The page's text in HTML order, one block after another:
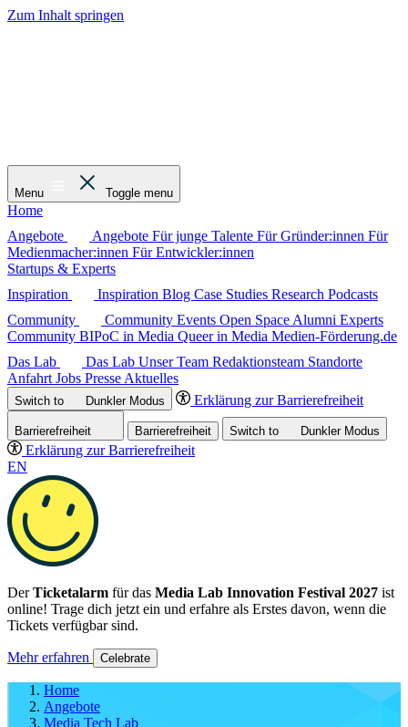
Zum Inhalt springen
Menu Toggle menu
Home
Angebote
Angebote Für junge Talente Für Gründer:innen Für
Medienmacher:innen Für Entwickler:innen
Startups & Experts
Inspiration
Inspiration Blog Case Studies Research Podcasts
Community
Community Events Open Space Alumni Experts
Community BIPoC in Media Queer in Media Medien-Förderung.de
Das Lab
Das Lab Unser Team Redaktionsteam Standorte
Anfahrt Jobs Presse Aktuelles
Switch to DunklerModus Erklärung zur Barrierefreiheit
Barrierefreiheit Barrierefreiheit Switch to DunklerModus
Erklärung zur Barrierefreiheit
EN
DerTicketalarm für das Media Lab Innovation Festival 2027 ist
online! Trage dich jetzt ein und erfahre als Erstes davon, wenn die
Tickets verfügbar sind.
Mehr erfahren Celebrate
Home
Angebote
Media Tech Lab